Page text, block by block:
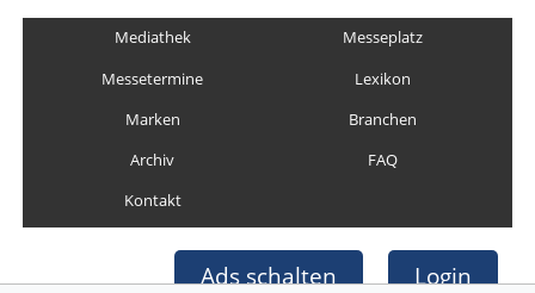
Mediathek
Messeplatz
Messetermine
Lexikon
Marken
Branchen
Archiv
FAQ
Kontakt
Ads schalten Login